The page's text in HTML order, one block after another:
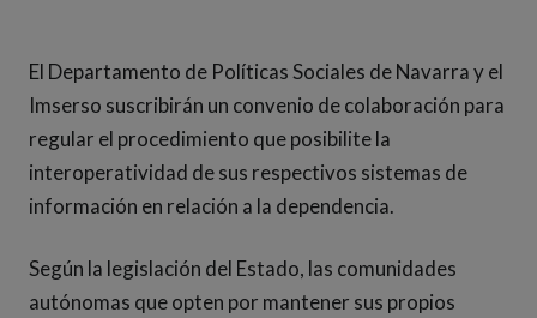
El Departamento de Políticas Sociales de Navarra y el
Imserso suscribirán un convenio de colaboración para
regular el procedimiento que posibilite la
interoperatividad de sus respectivos sistemas de
información en relación a la dependencia.
Según la legislación del Estado, las comunidades
autónomas que opten por mantener sus propios